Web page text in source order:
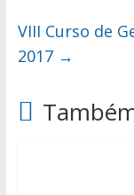
VIII Curso de
2017 →